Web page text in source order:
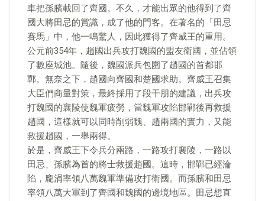
車把孫臏載回了齊國。不久，才能出眾的他得到了齊
國大將田忌的賞識，成了他的門客。在著名的「田忌
賽馬」中，他一鳴驚人，因此獲得了齊威王的重用。
公元前354年，趙國出兵攻打魏國的盟友衛國，並佔領
了數座城池。隨後，魏國派兵包圍了趙國的首都邯
鄲。無奈之下，趙國向齊國和楚國求助。齊威王召集
大臣們商量對策，最終採用了段干朋的建議，出兵攻
打魏國的襄陵使魏軍疲勞，當魏軍攻陷邯鄲後再救援
趙國，這樣就可以同時削弱魏、趙兩國的實力，又能
救援趙國，一舉兩得。
於是，齊威王下令兵分兩路，一路攻打襄陵，一路以
田忌、孫臏為首的將士救援趙國。這時，邯鄲已經淪
陷，龐涓率領八萬魏軍準備攻打衛國。而孫臏和田忌
率領八萬大軍到了齊國和魏國的邊境地區。田忌想直